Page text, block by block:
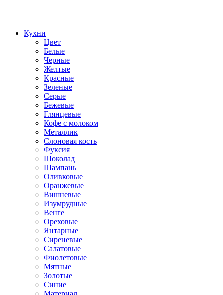
Кухни
Цвет
Белые
Черные
Желтые
Красные
Зеленые
Серые
Бежевые
Глянцевые
Кофе с молоком
Металлик
Слоновая кость
Фуксия
Шоколад
Шампань
Оливковые
Оранжевые
Вишневые
Изумрудные
Венге
Ореховые
Янтарные
Сиреневые
Салатовые
Фиолетовые
Мятные
Золотые
Синие
Материал